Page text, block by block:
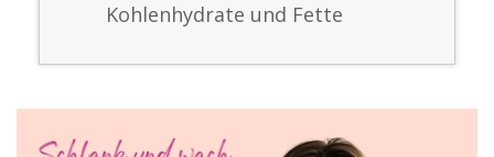
Kohlenhydrate und Fette